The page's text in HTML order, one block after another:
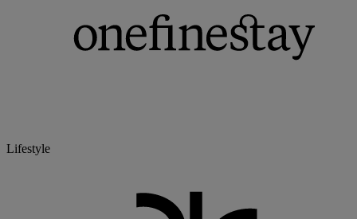
Lifestyle